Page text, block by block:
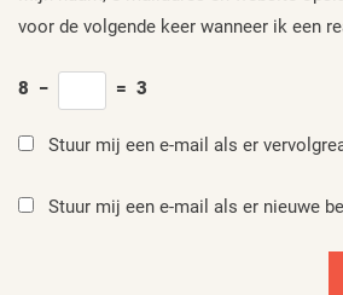
voor de volgende keer wanneer ik een
8 − = 3
Stuur mij een e-mail als er
Stuur mij een e-mail als er nieuwe